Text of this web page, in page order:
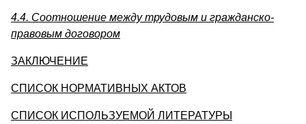
4.4. Соотношение между трудовым и гражданско-
правовым договором
ЗАКЛЮЧЕНИЕ
СПИСОК НОРМАТИВНЫХ АКТОВ
СПИСОК ИСПОЛЬЗУЕМОЙ ЛИТЕРАТУРЫ